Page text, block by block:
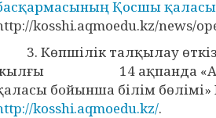
Қосшы
kosshi.aqmoedu.kz/news/
3. Көпшілік талқылау
14 ақпанда
бойынша білім
kosshi.aqmoedu.kz/.